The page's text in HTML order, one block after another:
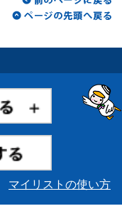
マイリストの使い方